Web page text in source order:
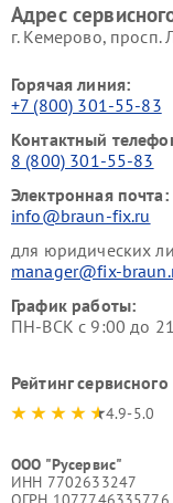
Адрес
г. Кемерово, просп.
Горячая линия:
+7 (800) 301-55-83
Контактный
8 (800) 301-55-83
Электронная почта:
info@braun-fix.ru
для юридических
manager@fix-
График работы:
ПН-ВСК с 9:00 до
Рейтинг
4.9-5.0
ООО "Русервис"
ИНН 7702633247